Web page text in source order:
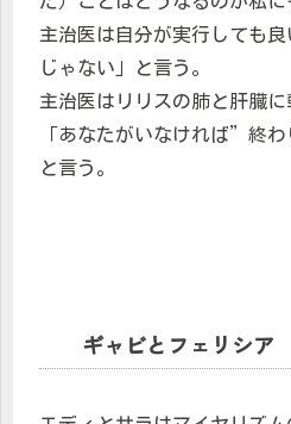
主治医は自分が実行しても
じゃない」と言う。
主治医はリリスの肺と肝臓に
「あなたがいなければ”終
と言う。
ギャビとフェリシア